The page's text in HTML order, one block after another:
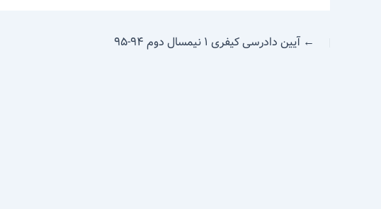
← آیین دادرسی کیفری ۱ نیمسال دوم ۹۴-۹۵